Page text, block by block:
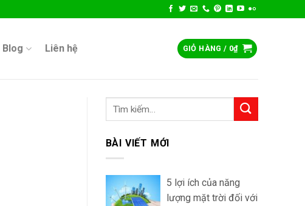
Blog Liên hệ GIỎ HÀNG / 0₫
BÀI VIẾT MỚI
5 lợi ích của năng
lượng mặt trời đối với